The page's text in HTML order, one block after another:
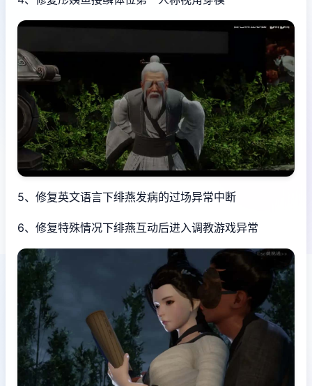
5、修复英文语言下绯燕发病的过场异常中断
6、修复特殊情况下绯燕互动后进入调教游戏异常